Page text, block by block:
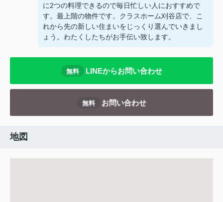
に2つの料理できるので毎日忙しい人におすすめで
す。最上階の物件です。クラスホーム刈谷店で、こ
れから先の新しい住まいをじっくり選んでいきまし
ょう。わたくしたちがお手伝い致します。
無料 LINEからお問い合わせ
無料 お問い合わせ
地図